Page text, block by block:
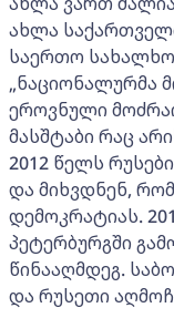
ახლა
საერთო
„ნაციონალურმა
ეროვნული
მასშტაბი რაც
2012 წელს
და მიხვდნენ,
დემოკრატიას.
პეტერბურგში
წინააღმდეგ.
და რუსეთი